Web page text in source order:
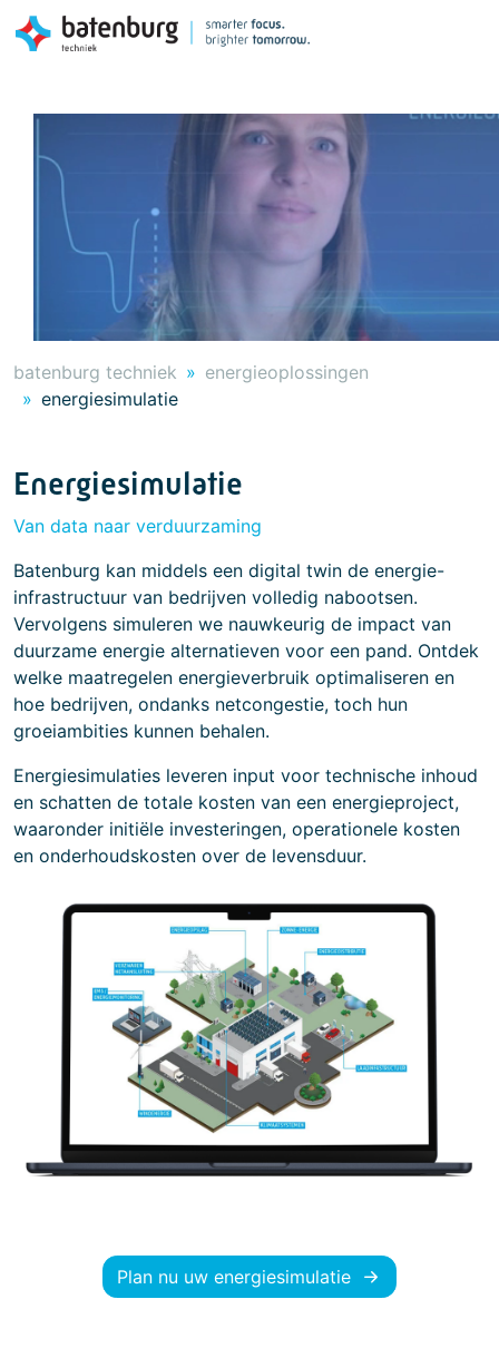
batenburg techniek
energieoplossingen
energiesimulatie
Energiesimulatie
Van data naar verduurzaming
Batenburg kan middels een digital twin de energie-
infrastructuur van bedrijven volledig nabootsen.
Vervolgens simuleren we nauwkeurig de impact van
duurzame energie alternatieven voor een pand. Ontdek
welke maatregelen energieverbruik optimaliseren en
hoe bedrijven, ondanks netcongestie, toch hun
groeiambities kunnen behalen.
Energiesimulaties leveren input voor technische inhoud
en schatten de totale kosten van een energieproject,
waaronder initiële investeringen, operationele kosten
en onderhoudskosten over de levensduur.
Plan nu uw energiesimulatie